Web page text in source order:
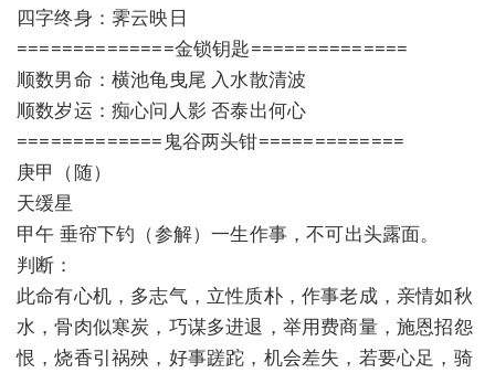
四字终身：霁云映日
==============金锁钥匙==============
顺数男命：横池龟曳尾 入水散清波
顺数岁运：痴心问人影 否泰出何心
=============鬼谷两头钳=============
庚甲（随）
天缓星
甲午 垂帘下钓（参解）一生作事，不可出头露面。
判断：
此命有心机，多志气，立性质朴，作事老成，亲情如秋
水，骨肉似寒炭，巧谋多进退，举用费商量，施恩招怨
恨，烧香引祸殃，好事蹉跎，机会差失，若要心足，骑